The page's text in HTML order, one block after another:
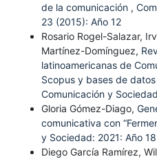
de la comunicación ,
23 (2015): Año 12
Rosario Rogel-Salazar,
Martínez-Domínguez,
latinoamericanas de
Scopus y bases de
Comunicación y
Gloria Gómez-Diago,
comunicativa con
y Sociedad: 2021: Año 18
Diego García Ramírez,